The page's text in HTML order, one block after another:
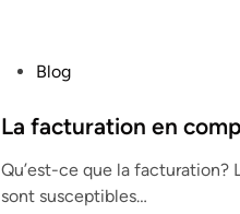
s
e
d
Blog
La facturation en
Qu’est-ce que la facturation?
sont susceptibles…